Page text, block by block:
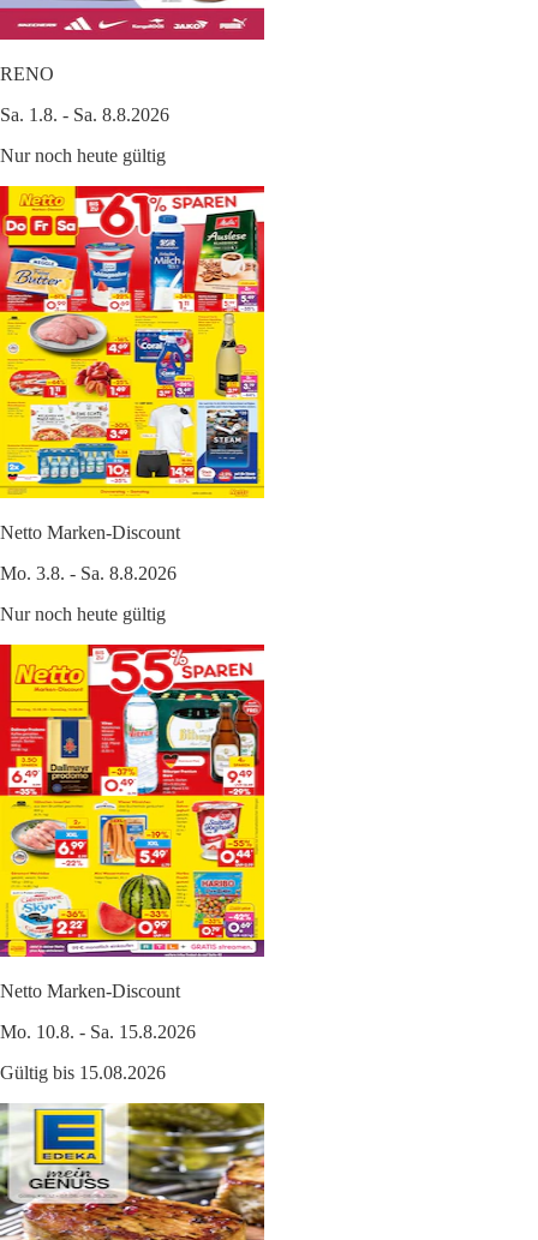
RENO
Sa. 1.8. - Sa. 8.8.2026
Nur noch heute gültig
Netto Marken-Discount
Mo. 3.8. - Sa. 8.8.2026
Nur noch heute gültig
Netto Marken-Discount
Mo. 10.8. - Sa. 15.8.2026
Gültig bis 15.08.2026